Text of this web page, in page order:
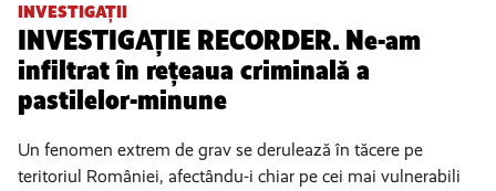
INVESTIGAȚII
INVESTIGAȚIE RECORDER. Ne-am
infiltrat în rețeaua criminală a
pastilelor-minune
Un fenomen extrem de grav se derulează în tăcere pe
teritoriul României, afectându-i chiar pe cei mai vulnerabili